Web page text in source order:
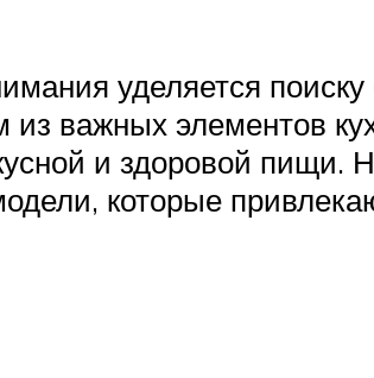
уделяется
важных элементов
и здоровой пищи.
которые